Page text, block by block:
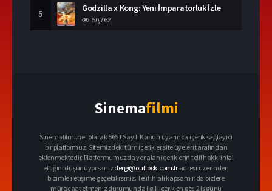
5 Godzilla x Kong: Yeni İmparatorluk İzle
50,762
Sinemafilmi
Sinemafilmi.net olarak 5651 Sayılı Kanun uyarınca içerik sağlayıcı
bir platformuz. Sitemizdeki tüm içerikler site üyeleri tarafından
eklenmektedir. Platformumuzda yer alan içeriklerin telif hakkı ihlal
ettiğini düşünüyorsanızdergi@outlook.com.tr adresi üzerinden
bizimle iletişime geçebilirsiniz. Telif ihlali kapsamında bizlere
müracaat etmeniz durumunda ilgili içerik en geç 2 iş günü